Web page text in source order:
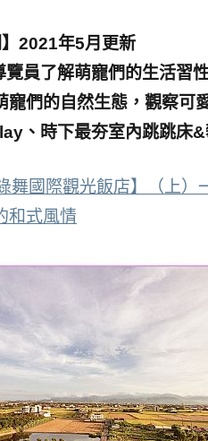
2021年5月更新
員了解萌寵們的生活習性
們的自然生態，觀察可
、時下最夯室內跳跳床&
舞國際觀光飯店】（上）
和式風情